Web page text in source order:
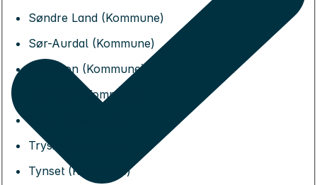
Søndre Land (Kommune)
Sør-Aurdal (Kommune)
Sør-Fron (Kommune)
Sør-Odal (Kommune)
Trysil (Kommune)
Tynset (Kommune)